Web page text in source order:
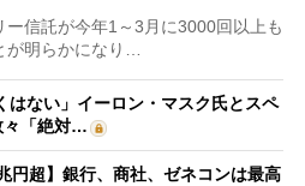
信託が今年1～3月に3000回以上も
が明らかになり…
はない」イーロン・マスク氏とスペ
々「絶対…
円超】銀行、商社、ゼネコンは最高